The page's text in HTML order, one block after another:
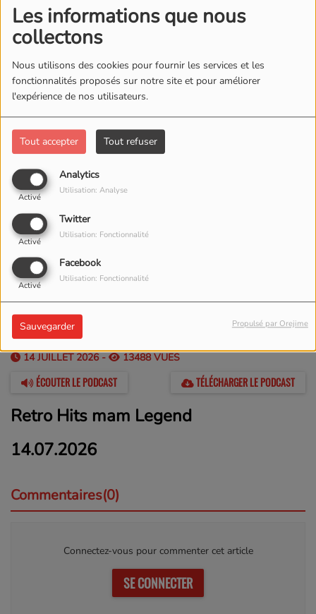
Les informations que nous
collectons
Nous utilisons des cookies pour fournir les services et les
fonctionnalités proposés sur notre site et pour améliorer
l'expérience de nos utilisateurs.
Tout accepter Tout refuser
Analytics
Activé
Utilisation: Analyse
Twitter
Activé
Utilisation: Fonctionnalité
Facebook
Activé
Utilisation: Fonctionnalité
Sauvegarder Propulsé par Orejime
14 JUILLET 2026 - 13488 VUES
ÉCOUTER LE PODCAST TÉLÉCHARGER LE PODCAST
Retro Hits mam Legend
14.07.2026
Commentaires(0)
Connectez-vous pour commenter cet article
SE CONNECTER